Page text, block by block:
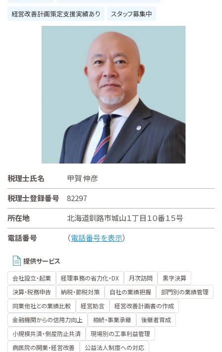
経営改善計画策定支援実績あり
スタッフ募集中
税理士氏名
甲賀 伸彦
税理士登録番号
82297
所在地
北海道釧路市城山１丁目１０番１５号
電話番号
（電話番号を表示）
提供サービス
会社設立・起業 経理事務の省力化・DX 月次訪問
黒字決算
決算・税務申告
納税・節税対策 自社の業績把握
部門別の業績管理
同業他社との業績比較
経営助言
経営改善計画書の作成
金融機関からの信用力向上
相続・事業承継
後継者育成
小規模共済・倒産防止共済
現場別の工事利益管理
病医院の開業・経営改善
公益法人制度への対応